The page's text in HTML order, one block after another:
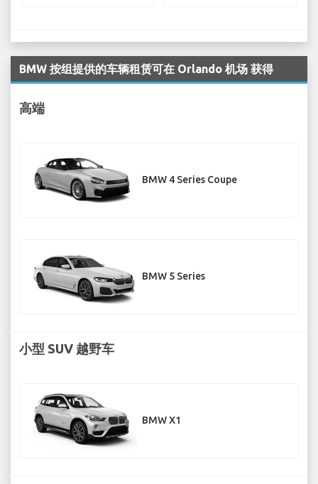
BMW 按组提供的车辆租赁可在 Orlando 机场 获得
高端
BMW 4 Series Coupe
BMW 5 Series
小型 SUV 越野车
BMW X1